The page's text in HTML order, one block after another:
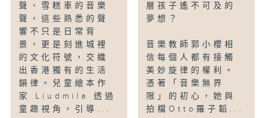
聲、雪糕車的音樂
聲，這些熟悉的聲
響不只是日常背
景，更是刻進城裡
的文化符號，交織
出香港獨有的生活
韻律。兒童繪本作
家 Liudmila 透過
童趣視角，引導...
層孩子遙不可及的
夢想？
音樂教師郭小櫻相
信每個人都有接觸
美妙旋律的權利。
憑著「音樂無界
限」的初心，她與
拍檔Otto羅子韜...